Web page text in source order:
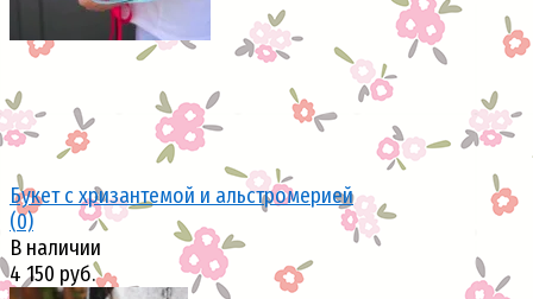
Букет с хризантемой и альстромерией
(0)
В наличии
4 150 руб.